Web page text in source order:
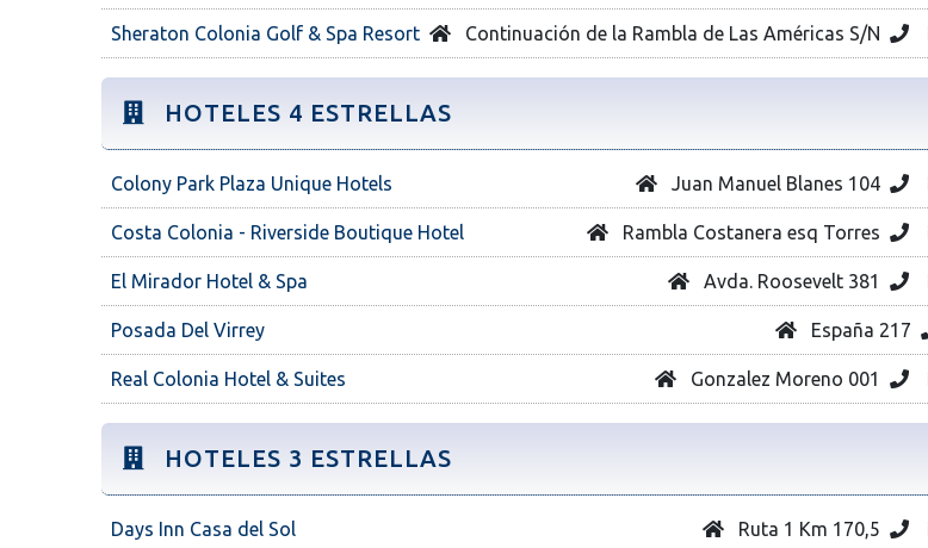
Sheraton Colonia Golf & Spa Resort Continuación de la Rambla de Las Américas S/N
HOTELES 4 ESTRELLAS
Colony Park Plaza Unique Hotels Juan Manuel Blanes 104
Costa Colonia - Riverside Boutique Hotel Rambla Costanera esq Torres
El Mirador Hotel & Spa Avda. Roosevelt 381
Posada Del Virrey España 217
Real Colonia Hotel & Suites Gonzalez Moreno 001
HOTELES 3 ESTRELLAS
Days Inn Casa del Sol Ruta 1 Km 170,5